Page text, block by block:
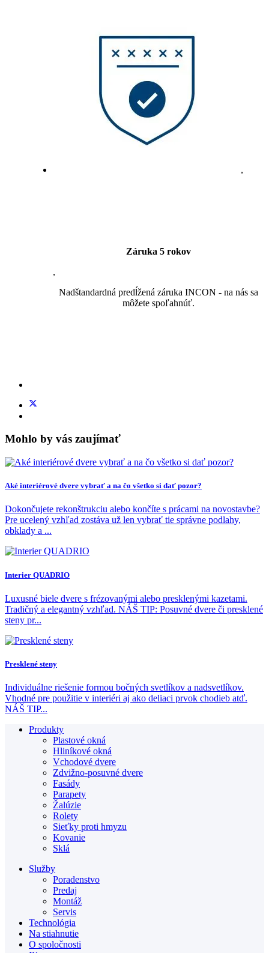
,
Záruka 5 rokov
,
Nadštandardná predĺžená záruka INCON - na nás sa
môžete spoľahnúť.
Mohlo by vás zaujímať
Aké interiérové dvere vybrať a na čo všetko si dať pozor?
Dokončujete rekonštrukciu alebo končíte s prácami na novostavbe?
Pre ucelený vzhľad zostáva už len vybrať tie správne podlahy,
obklady a ...
Interier QUADRIO
Luxusné biele dvere s frézovanými alebo presklenými kazetami.
Tradičný a elegantný vzhľad. NÁŠ TIP: Posuvné dvere či presklené
steny pr...
Presklené steny
Individuálne riešenie formou bočných svetlíkov a nadsvetlíkov.
Vhodné pre použitie v interiéri aj ako deliaci prvok chodieb atď.
NÁŠ TIP...
Produkty
Plastové okná
Hliníkové okná
Vchodové dvere
Zdvižno-posuvné dvere
Fasády
Parapety
Žalúzie
Rolety
Sieťky proti hmyzu
Kovanie
Sklá
Služby
Poradenstvo
Predaj
Montáž
Servis
Technológia
Na stiahnutie
O spoločnosti